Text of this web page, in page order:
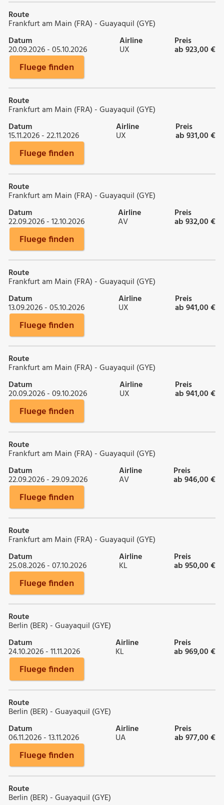
Route
Frankfurt am Main (FRA) - Guayaquil (GYE)
Datum
20.09.2026 - 05.10.2026
Airline
UX
Preis
ab 923,00 €
Fluege finden
Route
Frankfurt am Main (FRA) - Guayaquil (GYE)
Datum
15.11.2026 - 22.11.2026
Airline
UX
Preis
ab 931,00 €
Fluege finden
Route
Frankfurt am Main (FRA) - Guayaquil (GYE)
Datum
22.09.2026 - 12.10.2026
Airline
AV
Preis
ab 932,00 €
Fluege finden
Route
Frankfurt am Main (FRA) - Guayaquil (GYE)
Datum
13.09.2026 - 05.10.2026
Airline
UX
Preis
ab 941,00 €
Fluege finden
Route
Frankfurt am Main (FRA) - Guayaquil (GYE)
Datum
20.09.2026 - 09.10.2026
Airline
UX
Preis
ab 941,00 €
Fluege finden
Route
Frankfurt am Main (FRA) - Guayaquil (GYE)
Datum
22.09.2026 - 29.09.2026
Airline
AV
Preis
ab 946,00 €
Fluege finden
Route
Frankfurt am Main (FRA) - Guayaquil (GYE)
Datum
25.08.2026 - 07.10.2026
Airline
KL
Preis
ab 950,00 €
Fluege finden
Route
Berlin (BER) - Guayaquil (GYE)
Datum
24.10.2026 - 11.11.2026
Airline
KL
Preis
ab 969,00 €
Fluege finden
Route
Berlin (BER) - Guayaquil (GYE)
Datum
06.11.2026 - 13.11.2026
Airline
UA
Preis
ab 977,00 €
Fluege finden
Route
Berlin (BER) - Guayaquil (GYE)